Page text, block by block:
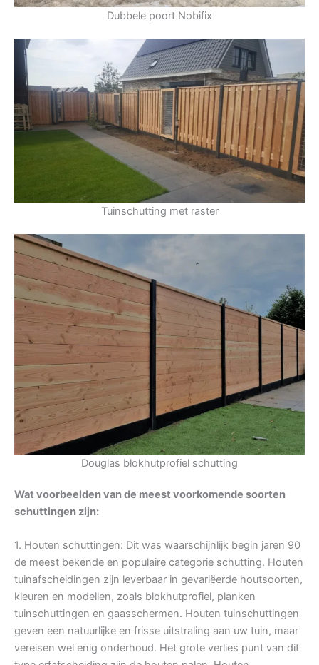
Dubbele poort Nobifix
Tuinschutting met raster
Douglas blokhutprofiel schutting
Wat voorbeelden van de meest voorkomende soorten
schuttingen zijn:
1. Houten schuttingen: Dit was waarschijnlijk begin jaren 90
de meest bekende en populaire categorie schutting. Houten
tuinafscheidingen zijn leverbaar in gevariëerde houtsoorten,
kleuren en modellen, zoals blokhutprofiel, planken
tuinschuttingen en gaasschermen. Houten tuinschuttingen
geven een natuurlijke en frisse uitstraling aan uw tuin, maar
vereisen wel enig onderhoud. Het grote verlies punt van dit